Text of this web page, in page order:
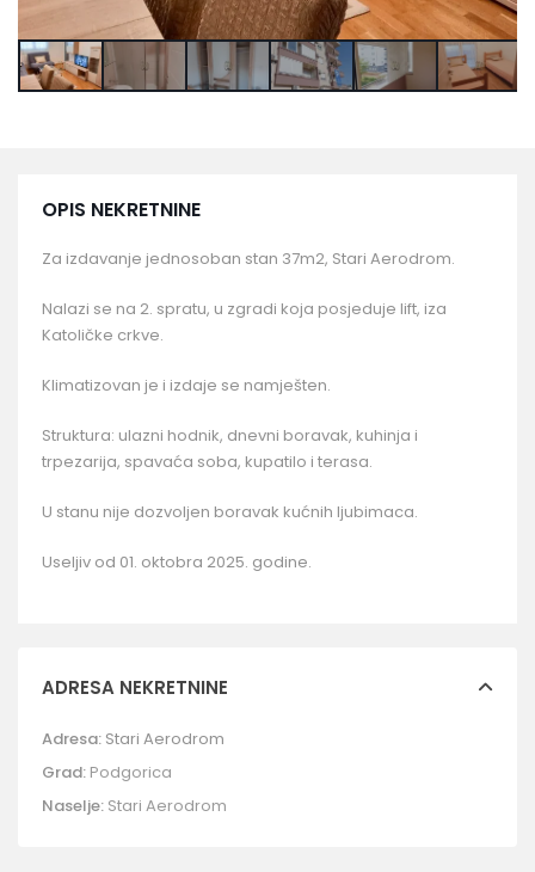
OPIS NEKRETNINE
Za izdavanje jednosoban stan 37m2, Stari Aerodrom.
Nalazi se na 2. spratu, u zgradi koja posjeduje lift, iza
Katoličke crkve.
Klimatizovan je i izdaje se namješten.
Struktura: ulazni hodnik, dnevni boravak, kuhinja i
trpezarija, spavaća soba, kupatilo i terasa.
U stanu nije dozvoljen boravak kućnih ljubimaca.
Useljiv od 01. oktobra 2025. godine.
ADRESA NEKRETNINE
Adresa: Stari Aerodrom
Grad: Podgorica
Naselje: Stari Aerodrom